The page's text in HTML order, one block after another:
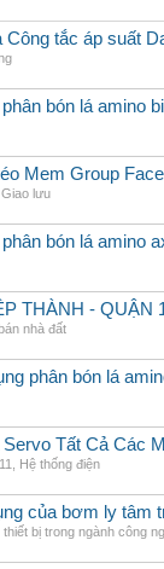
tắc áp suất
bón lá amino
Mem Group
Giao lưu
bón lá amino
THÀNH - QUẬN
nhà đất
phân bón lá
Tất Cả Các
Hệ thống điện
của bơm ly tâm
thiết bị trong ngành công